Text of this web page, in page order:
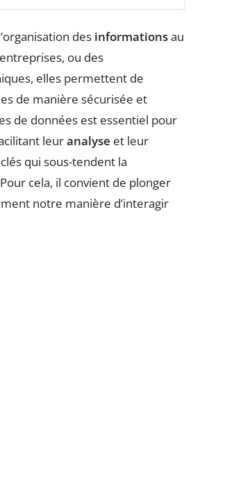
des informationsau
ou des
elles permettent de
de manière sécurisée et
de données est essentiel pour
leuranalyse et leur
qui sous-tendent la
cela, il convient de plonger
notre manière d’interagir